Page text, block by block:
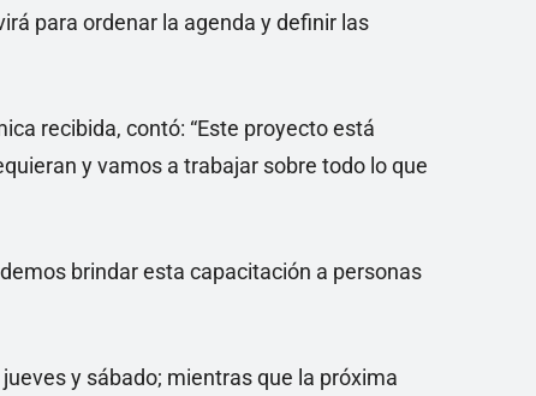
para ordenar la agenda y definir las
recibida, contó: “Este proyecto está
y vamos a trabajar sobre todo lo que
brindar esta capacitación a personas
y sábado; mientras que la próxima